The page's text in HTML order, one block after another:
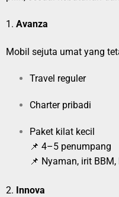
1. Avanza
Mobil sejuta umat yang
Travel reguler
Charter pribadi
Paket kilat kecil
📌 4–5 penumpang
📌 Nyaman, irit
2. Innova